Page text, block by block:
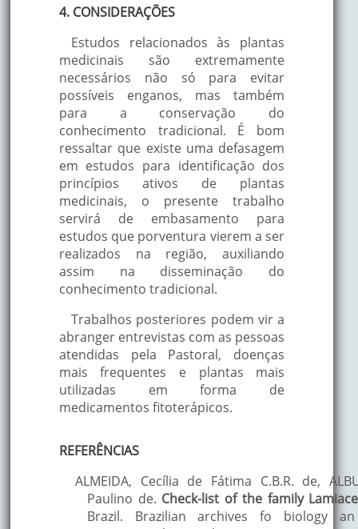
Maria preta Continente Americano,
excitação nervosa,
cólicas, nevralgias,
afecções das vias
urinárias, feridas,
úlceras,
abscessos,
Erva cidreiraBrasil
Calmante,
espasmolítica
sedativa,
mucolítica, cólicas
uterinas e
Gervão-azul Brasil
Tônico estomacal,
estimulante das
resfriado, gripe,
dispepsia,
hepatite, anti-
helmíntico,
inflamações
4. CONSIDERAÇÕES
Estudos relacionados às plantas
medicinais são extremamente
necessários não só para evitar
possíveis enganos, mas também
para a conservação do
conhecimento tradicional. É bom
ressaltar que existe uma defasagem
em estudos para identificação dos
princípios ativos de plantas
medicinais, o presente trabalho
servirá de embasamento para
estudos que porventura vierem a ser
realizados na região, auxiliando
assim na disseminação do
conhecimento tradicional.
Trabalhos posteriores podem vir a
abranger entrevistas com as pessoas
atendidas pela Pastoral, doenças
mais frequentes e plantas mais
utilizadas em forma de
medicamentos fitoterápicos.
REFERÊNCIAS
ALMEIDA, Cecília de Fátima C.B.R. de,
Paulino de. Check-list of the family
Brazil. Brazilian archives fo biology